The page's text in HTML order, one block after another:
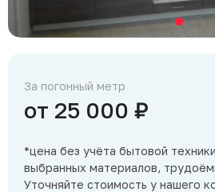
За погонный метр
от 25 000 ₽
*цена без учёта бытовой
выбранных материалов,
Уточняйте стоимость у нашего